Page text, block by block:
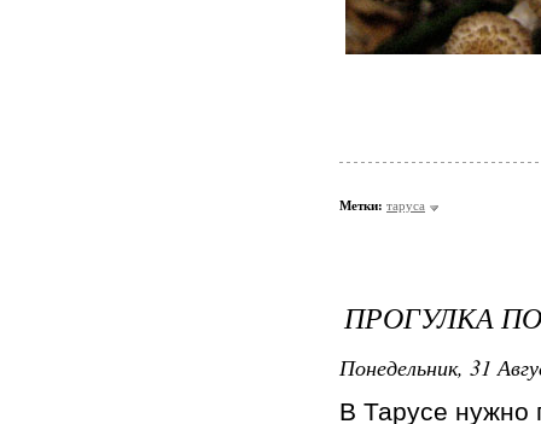
Метки: таруса
ПРОГУЛКА
Понедельник, 31
В Тарусе нужно